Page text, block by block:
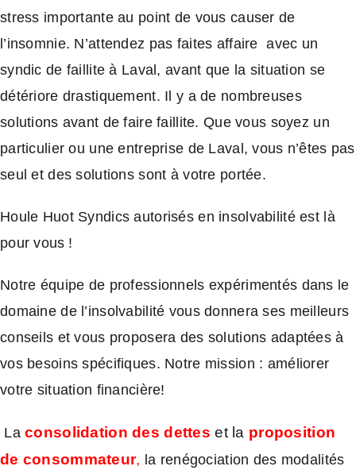
stress importante au point de vous causer de
l’insomnie. N’attendez pas faites affaire avec un
syndic de faillite à Laval, avant que la situation se
détériore drastiquement. Il y a de nombreuses
solutions avant de faire faillite. Que vous soyez un
particulier ou une entreprise de Laval, vous n’êtes pas
seul et des solutions sont à votre portée.
Houle Huot Syndics autorisés en insolvabilité est là
pour vous !
Notre équipe de professionnels expérimentés dans le
domaine de l’insolvabilité vous donnera ses meilleurs
conseils et vous proposera des solutions adaptées à
vos besoins spécifiques. Notre mission : améliorer
votre situation financière!
Laconsolidation des detteset la proposition
de consommateur, la renégociation des modalités